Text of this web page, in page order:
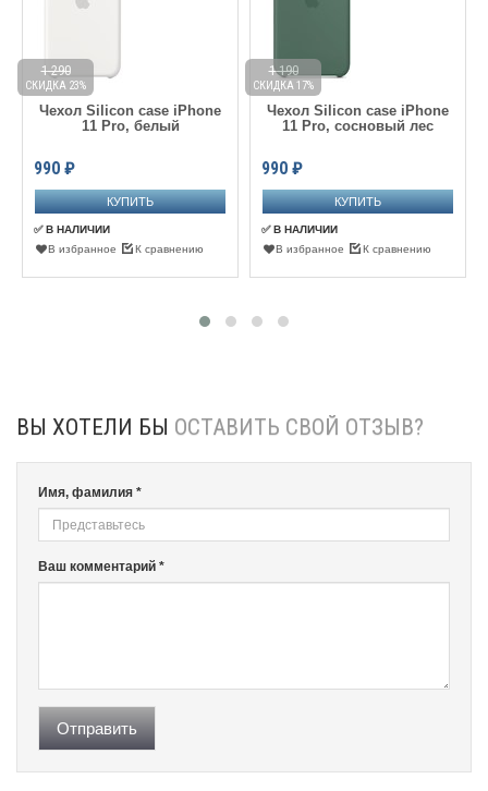
Чехол Silicon case iPhone
11 Pro, белый
990 ₽
1 290
СКИДКА 23%
✅ В НАЛИЧИИ
В избранное
К сравнению
Чехол Silicon case iPhone
11 Pro, сосновый лес
990 ₽
1 190
СКИДКА 17%
✅ В НАЛИЧИИ
В избранное
К сравнению
ВЫ ХОТЕЛИ БЫ ОСТАВИТЬ СВОЙ ОТЗЫВ?
Имя, фамилия *
Ваш комментарий *
Отправить